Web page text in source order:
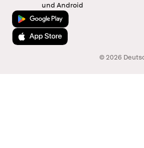
und Android
Jetzt bei Google Play
Laden im App Store
© 2026